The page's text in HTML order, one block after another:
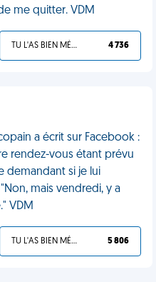
me quitter. VDM
TU L'AS BIEN MÉRITÉ 4 736
a écrit sur Facebook :
rendez-vous étant prévu
demandant si je lui
mais vendredi, y a
VDM
TU L'AS BIEN MÉRITÉ 5 806